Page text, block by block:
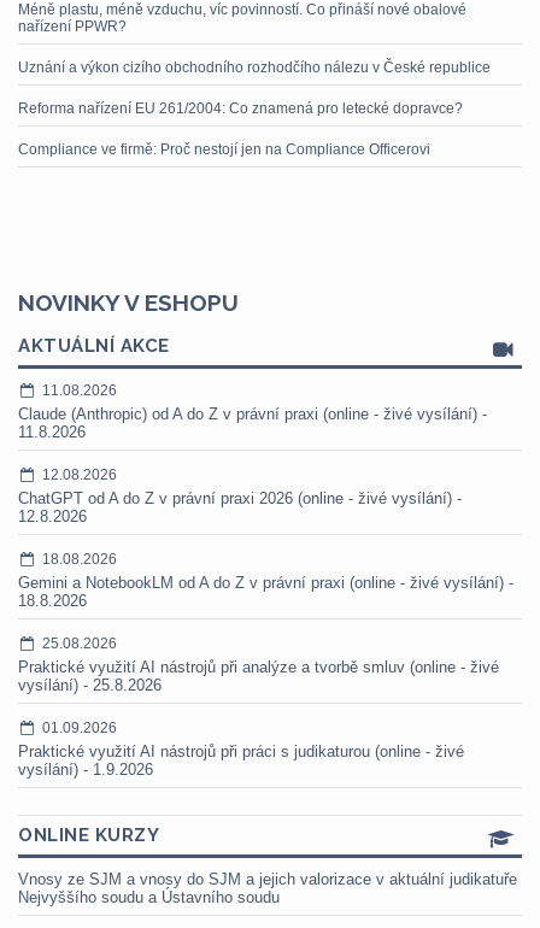
Méně plastu, méně vzduchu, víc povinností. Co přináší nové obalové
nařízení PPWR?
Uznání a výkon cizího obchodního rozhodčího nálezu v České republice
Reforma nařízení EU 261/2004: Co znamená pro letecké dopravce?
Compliance ve firmě: Proč nestojí jen na Compliance Officerovi
NOVINKY V ESHOPU
AKTUÁLNÍ AKCE
11.08.2026
Claude (Anthropic) od A do Z v právní praxi (online - živé vysílání) -
11.8.2026
12.08.2026
ChatGPT od A do Z v právní praxi 2026 (online - živé vysílání) -
12.8.2026
18.08.2026
Gemini a NotebookLM od A do Z v právní praxi (online - živé vysílání) -
18.8.2026
25.08.2026
Praktické využití AI nástrojů při analýze a tvorbě smluv (online - živé
vysílání) - 25.8.2026
01.09.2026
Praktické využití AI nástrojů při práci s judikaturou (online - živé
vysílání) - 1.9.2026
ONLINE KURZY
Vnosy ze SJM a vnosy do SJM a jejich valorizace v aktuální judikatuře
Nejvyššího soudu a Ústavního soudu